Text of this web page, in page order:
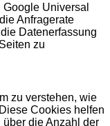
Universal
Anfragerate
Datenerfassung
zu
zu verstehen, wie
Cookies helfen
die Anzahl der